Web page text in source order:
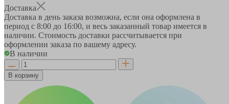
Доставка
Доставка в день заказа возможна, если она оформлена в
период с 8:00 до 16:00, и весь заказанный товар имеется в
наличии. Стоимость доставки рассчитывается при
оформлении заказа по вашему адресу.
В наличии
В корзину